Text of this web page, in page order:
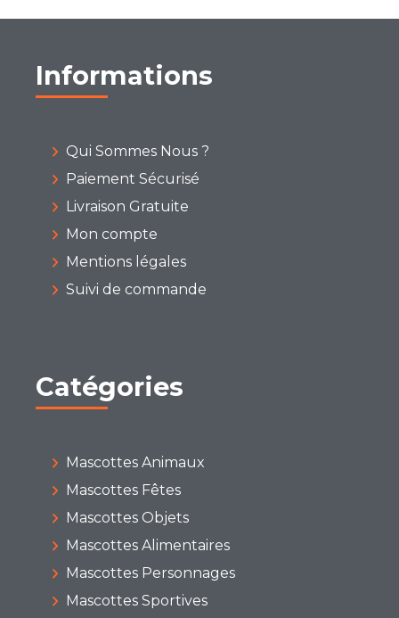
Informations
Qui Sommes Nous ?
Paiement Sécurisé
Livraison Gratuite
Mon compte
Mentions légales
Suivi de commande
Catégories
Mascottes Animaux
Mascottes Fêtes
Mascottes Objets
Mascottes Alimentaires
Mascottes Personnages
Mascottes Sportives